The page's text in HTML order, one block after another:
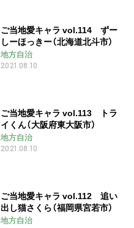
ご当地愛キャラ vol.114 ずー
しーほっきー（北海道北斗市）
地方自治
2021.08.10
ご当地愛キャラ vol.113 トラ
イくん（大阪府東大阪市）
地方自治
2021.08.10
ご当地愛キャラ vol.112 追い
出し猫さくら（福岡県宮若市）
地方自治